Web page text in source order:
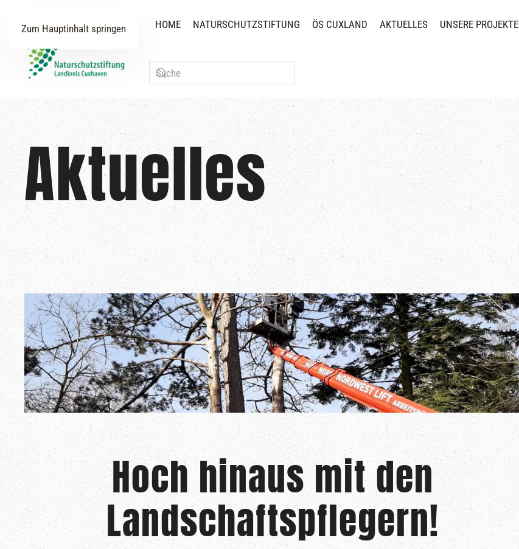
Zum Hauptinhalt springen HOME NATURSCHUTZSTIFTUNG ÖS CUXLAND AKTUELLES UNSERE PROJEKTE
Aktuelles
Hoch hinaus mit den
Landschaftspflegern!